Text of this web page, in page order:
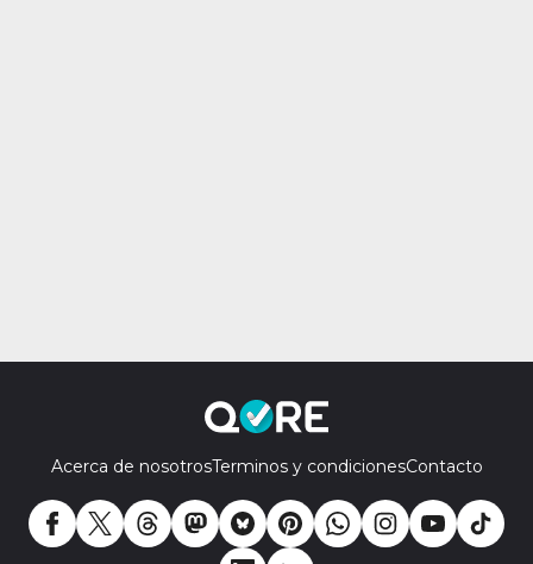
Acerca de nosotrosTerminos y condicionesContacto